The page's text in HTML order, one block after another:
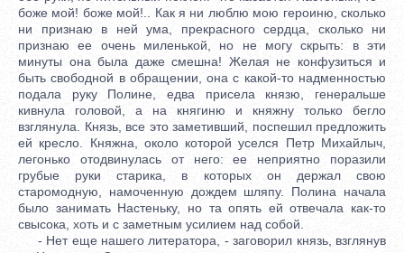
боже мой! боже мой!.. Как я ни люблю мою героиню, сколько
ни признаю в ней ума, прекрасного сердца, сколько ни
признаю ее очень миленькой, но не могу скрыть: в эти
минуты она была даже смешна! Желая не конфузиться и
быть свободной в обращении, она с какой-то надменностью
подала руку Полине, едва присела князю, генеральше
кивнула головой, а на княгиню и княжну только бегло
взглянула. Князь, все это заметивший, поспешил предложить
ей кресло. Княжна, около которой уселся Петр Михайлыч,
легонько отодвинулась от него: ее неприятно поразили
грубые руки старика, в которых он держал свою
старомодную, намоченную дождем шляпу. Полина начала
было занимать Настеньку, но та опять ей отвечала как-то
свысока, хоть и с заметным усилием над собой.
- Нет еще нашего литератора, - заговорил князь, взглянув